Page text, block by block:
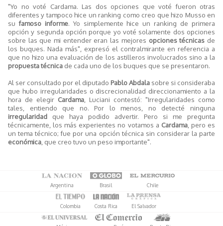
"Yo no voté Cardama. Las dos opciones que voté fueron otras
diferentes y tampoco hice un ranking como creo que hizo Musso en
sufamoso informe. Yo simplemente hice un ranking de primera
opción y segunda opción porque yo voté solamente dos opciones
sobre las que mi entender eran las mejores opciones técnicas de
los buques. Nada más", expresó el contralmirante en referencia a
que no hizo una evaluación de los astilleros involucrados sino a la
propuesta técnica de cada uno de los buques que se presentaron.
Al ser consultado por el diputado Pablo Abdala sobre si consideraba
que hubo irregularidades o discrecionalidad direccionamiento a la
hora de elegir Cardama , Luciani contestó: "Irregularidades como
tales, entiendo que no. Por lo menos, no detecté ninguna
irregularidad que haya podido advertir. Pero si me pregunta
técnicamente, los más experientes no votamos a Cardama, pero es
un tema técnico; fue por una opción técnica sin considerar la parte
económica , que creo tuvo un peso importante".
Argentina Brasil Chile
Colombia Costa Rica El Salvador